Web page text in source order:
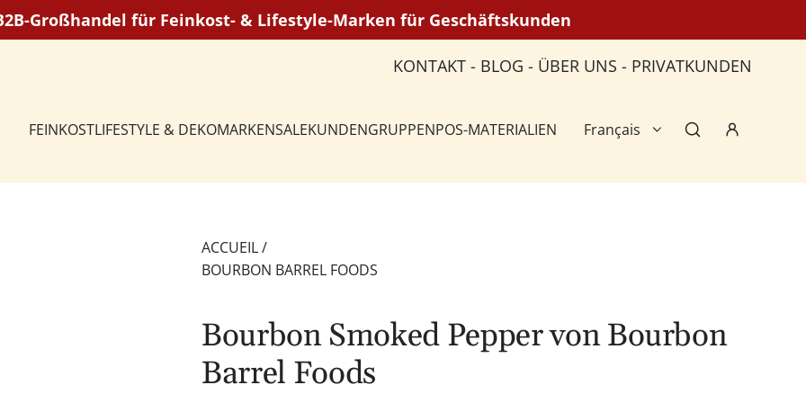
Großhandel für Feinkost- & Lifestyle-Marken für Geschäftskunden
KONTAKT - BLOG - ÜBER UNS - PRIVATKUNDEN
FEINKOSTLIFESTYLE & DEKOMARKENSALEKUNDENGRUPPENPOS-MATERIALIEN Français
ACCUEIL/
BOURBON BARREL FOODS
Bourbon Smoked Pepper von Bourbon
Barrel Foods